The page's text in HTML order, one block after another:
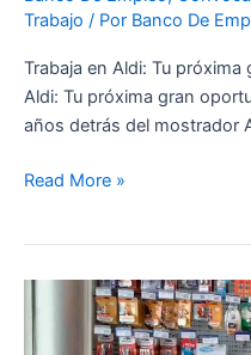
Trabajo / Por Banco De
Trabaja en Aldi: Tu
Aldi: Tu próxima gran
años detrás del mostrador
Read More »
TRABAJAR
EN
CEPSA